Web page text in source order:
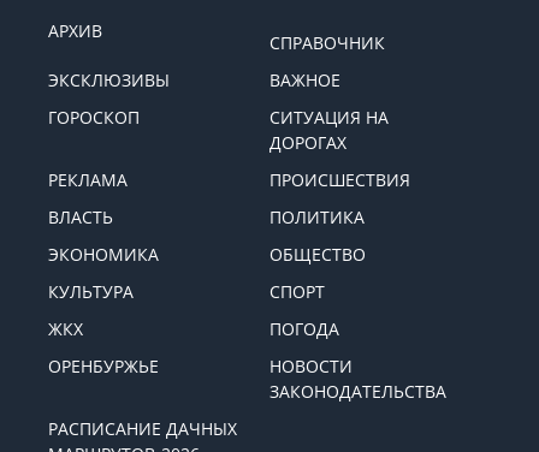
АРХИВ
СПРАВОЧНИК
ЭКСКЛЮЗИВЫ
ВАЖНОЕ
ГОРОСКОП
СИТУАЦИЯ НА
ДОРОГАХ
РЕКЛАМА
ПРОИСШЕСТВИЯ
ВЛАСТЬ
ПОЛИТИКА
ЭКОНОМИКА
ОБЩЕСТВО
КУЛЬТУРА
СПОРТ
ЖКХ
ПОГОДА
ОРЕНБУРЖЬЕ
НОВОСТИ
ЗАКОНОДАТЕЛЬСТВА
РАСПИСАНИЕ ДАЧНЫХ